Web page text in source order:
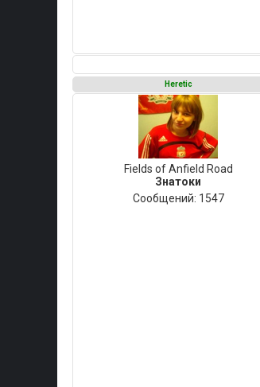
Heretic
Fields of Anfield Road
Знатоки
Сообщений: 1547